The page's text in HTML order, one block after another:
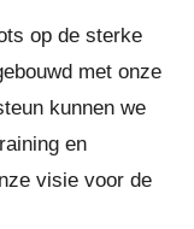
op de sterke
met onze
kunnen we
en
visie voor de